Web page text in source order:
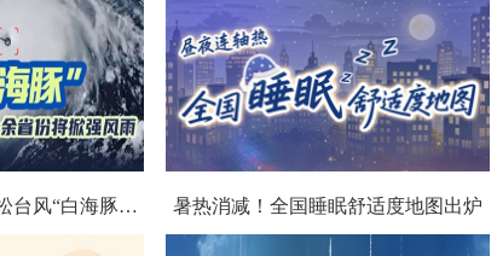
台风数字画像：马拉松台风“白海豚”将影响十余省份 暑热消减！全国睡眠舒适度地图出炉